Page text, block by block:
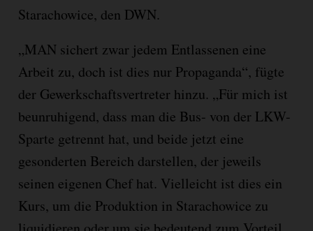
Starachowice, den DWN.
„MAN sichert zwar jedem Entlassenen eine
Arbeit zu, doch ist dies nur Propaganda“, fügte
der Gewerkschaftsvertreter hinzu. „Für mich ist
beunruhigend, dass man die Bus- von der LKW-
Sparte getrennt hat, und beide jetzt eine
gesonderten Bereich darstellen, der jeweils
seinen eigenen Chef hat. Vielleicht ist dies ein
Kurs, um die Produktion in Starachowice zu